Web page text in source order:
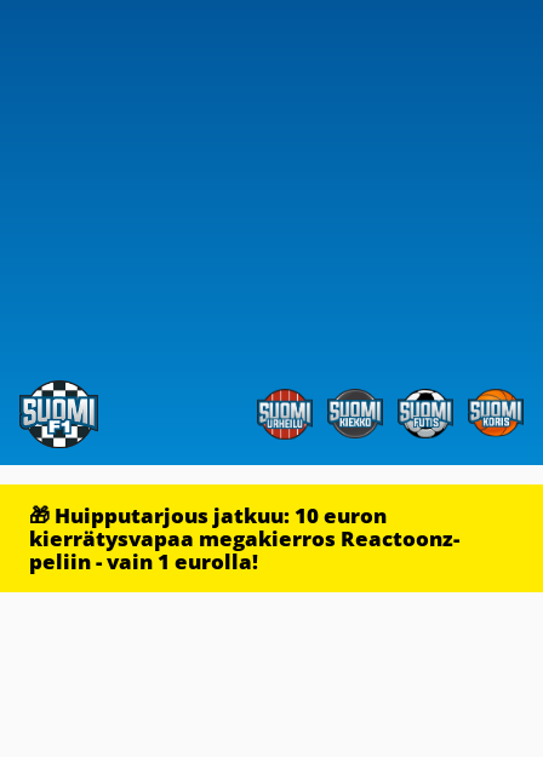
🎁 Huipputarjous jatkuu: 10 euron
kierrätysvapaa megakierros Reactoonz-
peliin - vain 1 eurolla!